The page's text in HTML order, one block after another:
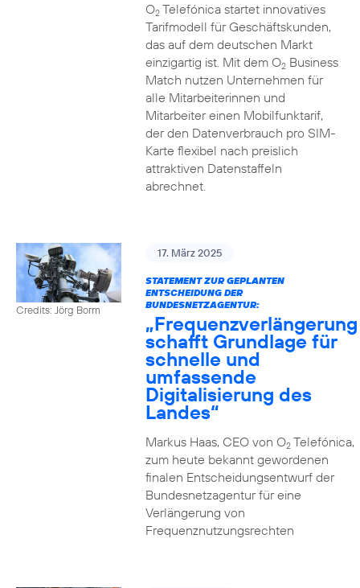
O2Telefónica startet innovatives
Tarifmodell für Geschäftskunden,
das auf dem deutschen Markt
einzigartig ist. Mit dem O2Business
Match nutzen Unternehmen für
alle Mitarbeiterinnen und
Mitarbeiter einen Mobilfunktarif,
der den Datenverbrauch pro SIM-
Karte flexibel nach preislich
attraktiven Datenstaffeln
abrechnet.
Credits: Jörg Borm
17. März 2025
STATEMENT ZUR GEPLANTEN
ENTSCHEIDUNG DER
BUNDESNETZAGENTUR:
„Frequenzverlängerung
schafft Grundlage für
schnelle und
umfassende
Digitalisierung des
Landes“
Markus Haas, CEO von O2Telefónica,
zum heute bekannt gewordenen
finalen Entscheidungsentwurf der
Bundesnetzagentur für eine
Verlängerung von
Frequenznutzungsrechten